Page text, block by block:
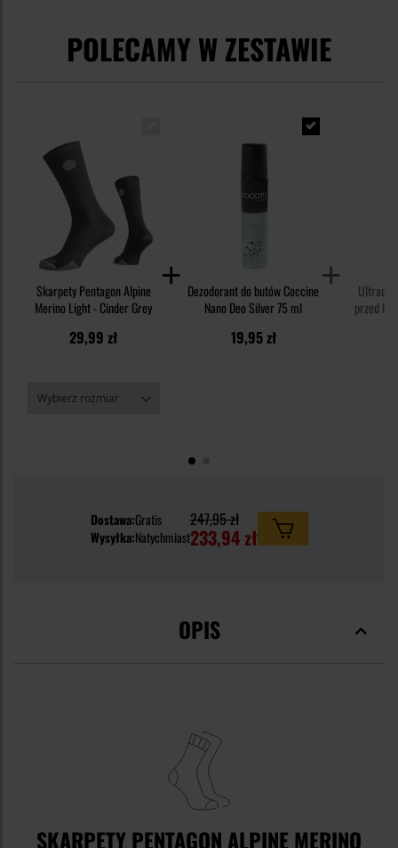
POLECAMY W ZESTAWIE
Skarpety Pentagon Alpine
Merino Light - Cinder Grey
29,99 zł
Dezodorant do butów Coccine
Nano Deo Silver 75 ml
19,95 zł
przed
Dostawa:Gratis
Wysyłka:Natychmiast
247,95 zł
233,94 zł
OPIS
SKARPETY PENTAGON ALPINE MERINO